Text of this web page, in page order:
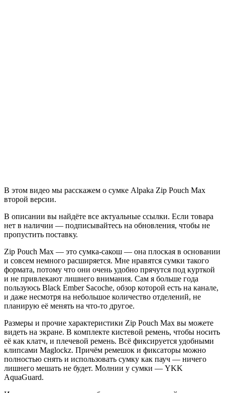
В этом видео мы расскажем о сумке Alpaka Zip Pouch Max
второй версии.
В описании вы найдёте все актуальные ссылки. Если товара
нет в наличии — подписывайтесь на обновления, чтобы не
пропустить поставку.
Zip Pouch Max — это сумка-сакош — она плоская в основании
и совсем немного расширяется. Мне нравятся сумки такого
формата, потому что они очень удобно прячутся под курткой
и не привлекают лишнего внимания. Сам я больше года
пользуюсь Black Ember Sacoche, обзор которой есть на канале,
и даже несмотря на небольшое количество отделений, не
планирую её менять на что-то другое.
Размеры и прочие характеристики Zip Pouch Max вы можете
видеть на экране. В комплекте кистевой ремень, чтобы носить
её как клатч, и плечевой ремень. Всё фиксируется удобными
клипсами Maglockz. Причём ремешок и фиксаторы можно
полностью снять и использовать сумку как пауч — ничего
лишнего мешать не будет. Молнии у сумки — YKK
AquaGuard.